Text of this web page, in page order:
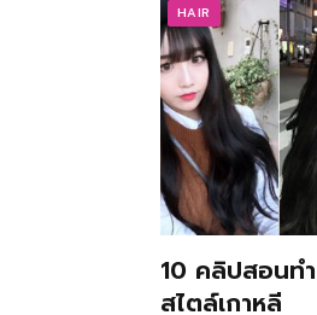
HAIR
10 คลิปสอนท
สไตล์เกาหลี